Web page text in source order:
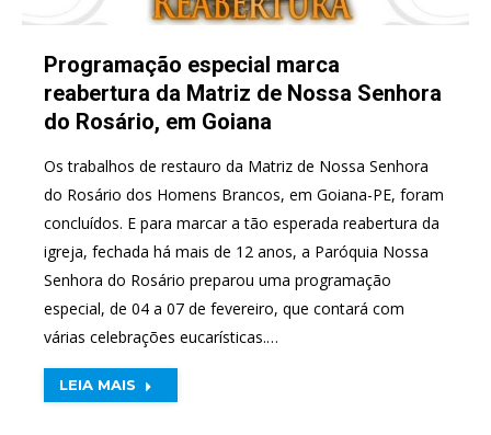
Programação especial marca
reabertura da Matriz de Nossa Senhora
do Rosário, em Goiana
Os trabalhos de restauro da Matriz de Nossa Senhora
do Rosário dos Homens Brancos, em Goiana-PE, foram
concluídos. E para marcar a tão esperada reabertura da
igreja, fechada há mais de 12 anos, a Paróquia Nossa
Senhora do Rosário preparou uma programação
especial, de 04 a 07 de fevereiro, que contará com
várias celebrações eucarísticas.…
LEIA MAIS